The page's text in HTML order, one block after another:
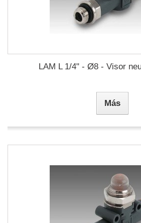
LAM L 1/4" - Ø8 - Visor
Más